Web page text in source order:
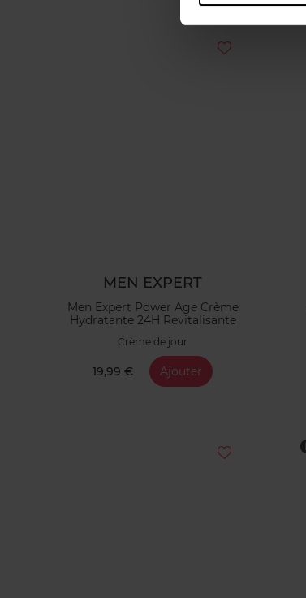
MEN EXPERT
Men Expert Power Age Crème
Hydratante 24H Revitalisante
Crème de jour
19,99 € Ajouter